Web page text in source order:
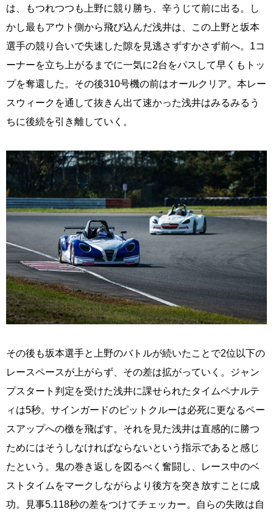
は、もつれつつも上野に競り勝ち、辛うじて前に出る。し
かし最もアウト側から飛び込んだ浅井は、この上野と坂本
選手の競り合いで失速した隙を見逃さずすかさず前へ。1コ
ーナーを立ち上がるまでに一気に2台をパスして早くもトッ
プを奪還した。その後310号機の前はオールクリア。本レー
スウィークを通して抜きん出て速かった浅井はみるみるう
ちに後続を引き離していく。
その後も坂本選手と上野のバトルが続いたことで2位以下の
レースペースが上がらず、その差は拡がっていく。ジャン
プスタート判定を受けた浅井に課せられたタイムペナルテ
ィは5秒。サインガードのピットクルーは必死に更なるペー
スアップへの檄を飛ばす。それを見た浅井は直感的に勝つ
ためにはそうしなければならないという指示であると感じ
たという。鬼の巻き返しを図るべく奮闘し、レース中のベ
ストタイムをマークしながらより後方を突き放すことに成
功。見事5.118秒の差をつけてチェッカー。自らの失敗は自